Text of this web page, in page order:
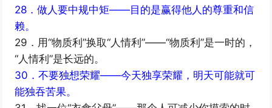
28．做人要中规中矩——目的是赢得他人的尊重和信
赖。
29．用“物质利”换取“人情利”——“物质利”是一时的，
“人情利”是长远的。
30．不要独想荣耀——今天独享荣耀，明天可能就可
能独吞苦果。